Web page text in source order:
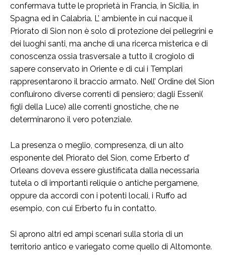
confermava tutte le proprietà in Francia, in Sicilia, in
Spagna ed in Calabria. L’ ambiente in cui nacque il
Priorato di Sion non è solo di protezione dei pellegrini e
dei luoghi santi, ma anche di una ricerca misterica e di
conoscenza ossia trasversale a tutto il crogiolo di
sapere conservato in Oriente e di cui i Templari
rappresentarono il braccio armato. Nell’ Ordine del Sion
confluirono diverse correnti di pensiero; dagli Esseni(
figli della Luce) alle correnti gnostiche, che ne
determinarono il vero potenziale.
La presenza o meglio, compresenza, di un alto
esponente del Priorato del Sion, come Erberto d’
Orleans doveva essere giustificata dalla necessaria
tutela o di importanti reliquie o antiche pergamene,
oppure da accordi con i potenti locali, i Ruffo ad
esempio, con cui Erberto fu in contatto.
Si aprono altri ed ampi scenari sulla storia di un
territorio antico e variegato come quello di Altomonte.